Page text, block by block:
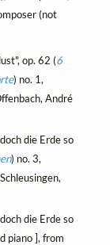
(not
op. 62 (6
) no. 1,
André
die Erde so
) no. 3,
die Erde so
piano ], from